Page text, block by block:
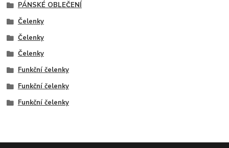
PÁNSKÉ OBLEČENÍ
Čelenky
Čelenky
Čelenky
Funkční čelenky
Funkční čelenky
Funkční čelenky